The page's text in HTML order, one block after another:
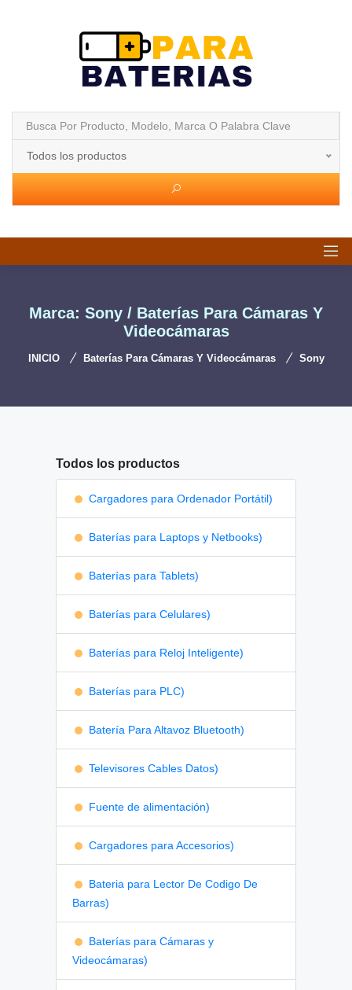
Todos los productos
Marca: Sony / Baterías Para Cámaras Y
Videocámaras
INICIO Baterías Para Cámaras Y Videocámaras Sony
Todos los productos
Cargadores para Ordenador Portátil)
Baterías para Laptops y Netbooks)
Baterías para Tablets)
Baterías para Celulares)
Baterías para Reloj Inteligente)
Baterías para PLC)
Batería Para Altavoz Bluetooth)
Televisores Cables Datos)
Fuente de alimentación)
Cargadores para Accesorios)
Bateria para Lector De Codigo De
Barras)
Baterías para Cámaras y
Videocámaras)